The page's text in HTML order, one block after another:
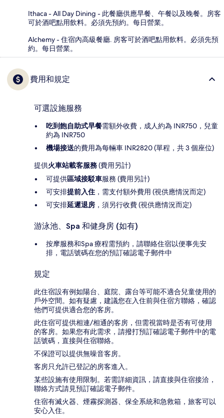
Ithaca - All Day Dining - 此餐廳供應早餐、午餐以及晚餐。房客
可於酒吧點用飲料。必須先預約。每日營業。
Alchemy - 住宿內高級餐廳. 房客可於酒吧點用飲料。必須先預
約。每日營業。
費用和規定
可選設施服務
吃到飽自助式早餐需額外收費，成人約為 INR750，兒童
約為 INR750
機場接送的費用為每輛車 INR2820 (單程，共 3 個座位)
提供火車站載客服務(費用另計)
可提供區域接駁車服務 (費用另計)
可安排提前入住 ，需支付額外費用 (視供應情況而定)
可安排延遲退房 ，須另行收費 (視供應情況而定)
游泳池、Spa 和健身房 (如有)
按摩服務和Spa 療程需預約，請聯絡住宿以便事先安
排，電話號碼在您的預訂確認電子郵件中
規定
此住宿設有例如陽台、庭院、露台等可能不適合兒童使用的
戶外空間。如有疑慮，建議您在入住前與住宿方聯絡，確認
他們可提供適合您的客房。
此住宿可提供相連/相通的客房，但需視當時是否有可使用
的客房。如果您有此需求，請撥打預訂確認電子郵件中的電
話號碼，直接與住宿聯絡。
不保證可以提供無噪音客房。
客房只允許已登記的房客進入。
某些設施有使用限制。若需詳細資訊，請直接與住宿接洽，
聯絡方式請見預訂確認電子郵件。
住宿有滅火器、煙霧探測器、保全系統和急救箱，旅客可以
安心入住。